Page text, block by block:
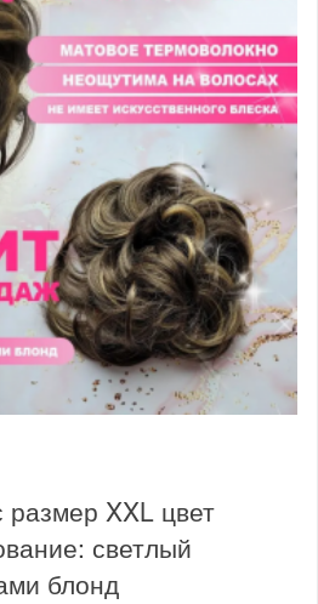
размер XXL цвет
светлый
блонд